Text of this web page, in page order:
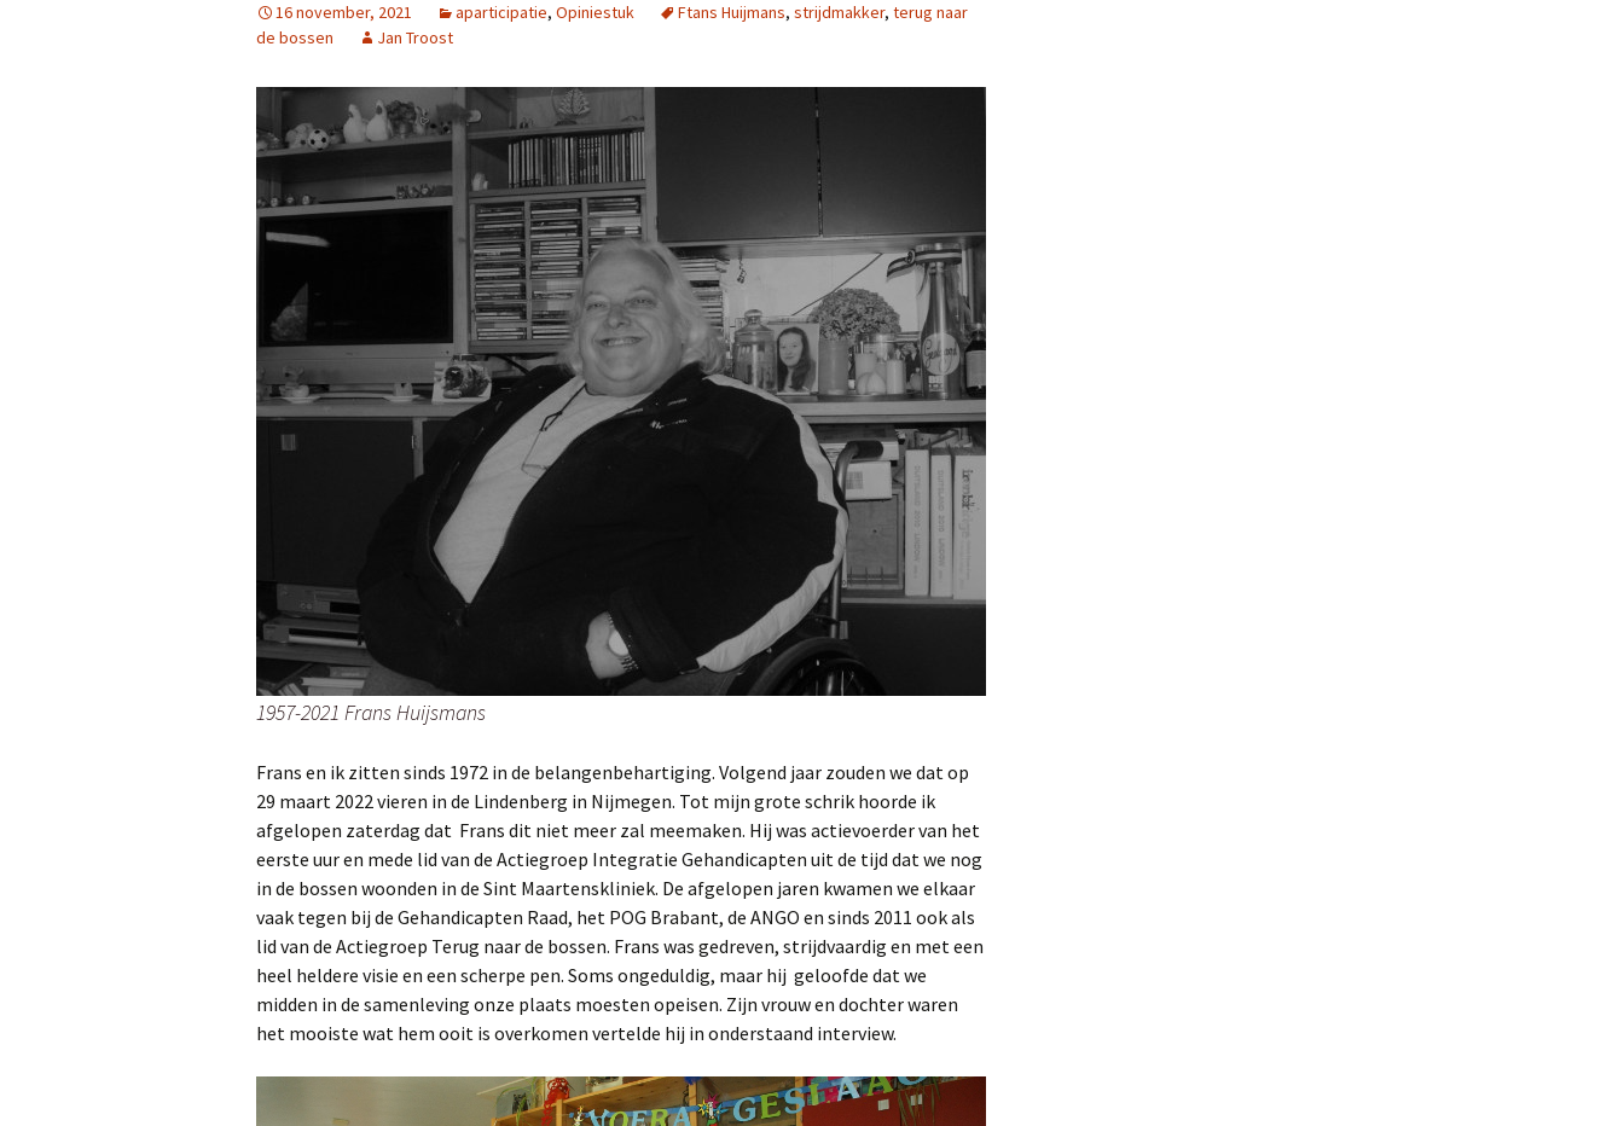
16 november, 2021 aparticipatie, Opiniestuk Ftans Huijmans, strijdmakker, terug naar
de bossen
Jan Troost
1957-2021 Frans Huijsmans
Frans en ik zitten sinds 1972 in de belangenbehartiging. Volgend jaar zouden we dat op
29 maart 2022 vieren in de Lindenberg in Nijmegen. Tot mijn grote schrik hoorde ik
afgelopen zaterdag dat Frans dit niet meer zal meemaken. Hij was actievoerder van het
eerste uur en mede lid van de Actiegroep Integratie Gehandicapten uit de tijd dat we nog
in de bossen woonden in de Sint Maartenskliniek. De afgelopen jaren kwamen we elkaar
vaak tegen bij de Gehandicapten Raad, het POG Brabant, de ANGO en sinds 2011 ook als
lid van de Actiegroep Terug naar de bossen. Frans was gedreven, strijdvaardig en met een
heel heldere visie en een scherpe pen. Soms ongeduldig, maar hij geloofde dat we
midden in de samenleving onze plaats moesten opeisen. Zijn vrouw en dochter waren
het mooiste wat hem ooit is overkomen vertelde hij in onderstaand interview.